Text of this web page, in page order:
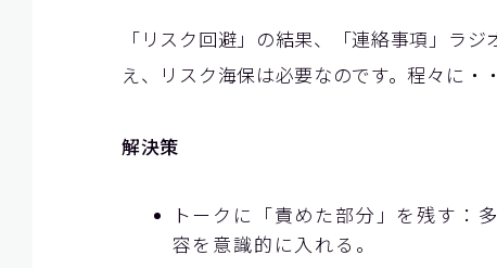
「リスク回避」の結果、「連絡事項」ラ
え、リスク海保は必要なのです。程々に・
解決策
トークに「責めた部分」を残す：
容を意識的に入れる。